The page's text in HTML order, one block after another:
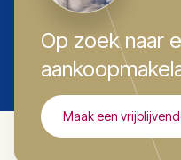
Op zoek naar
Maak een